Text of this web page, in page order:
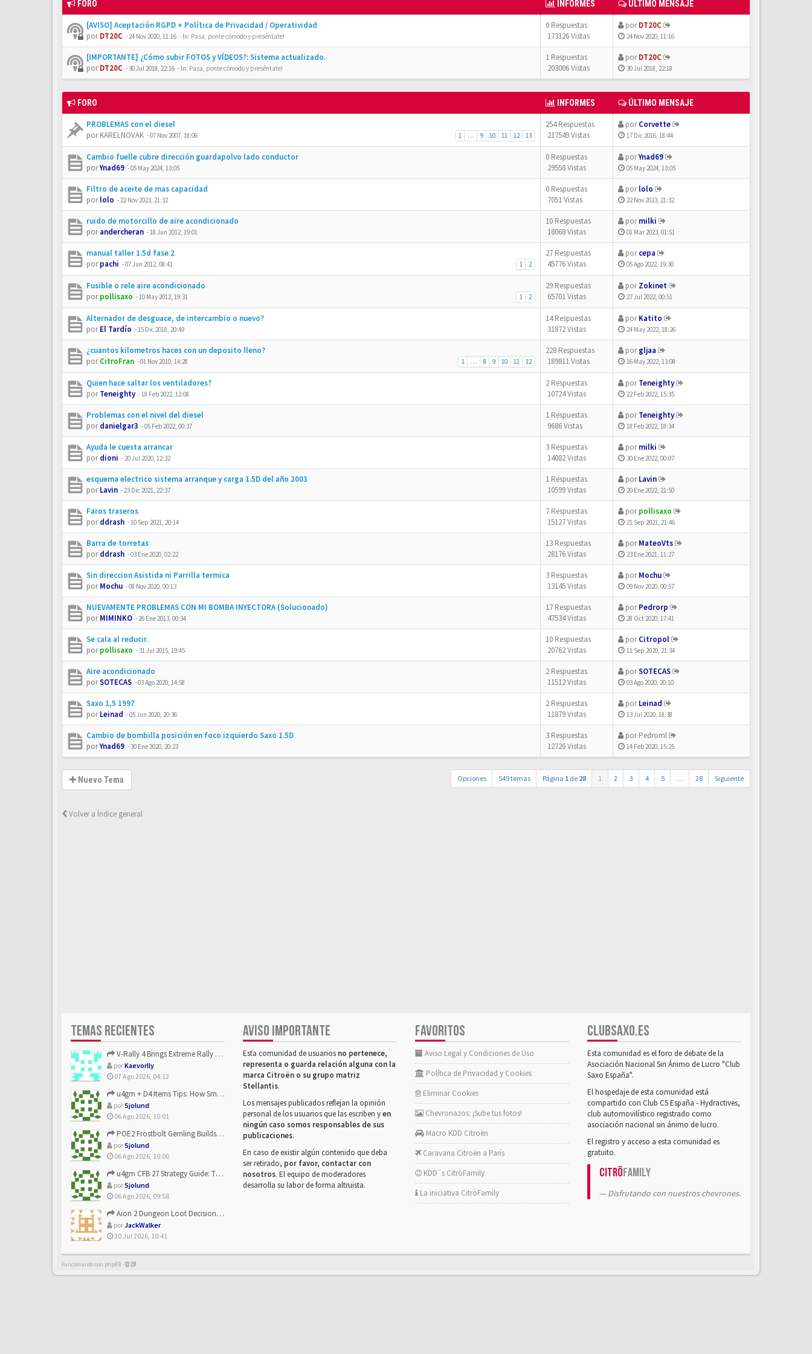
FORO INFORMES ÚLTIMO MENSAJE
[AVISO] Aceptación RGPD + Política de Privacidad / Operatividad
porDT20C -24 Nov 2020, 11:16 - In: Pasa, ponte cómodo y preséntate!
0 Respuestas
173126 Vistas
porDT20C
24 Nov 2020, 11:16
[IMPORTANTE] ¿Cómo subir FOTOS y VÍDEOS?: Sistema actualizado.
porDT20C - 30 Jul 2018, 22:16 - In: Pasa, ponte cómodo y preséntate!
1 Respuestas
203006 Vistas
porDT20C
30 Jul 2018, 22:18
FORO INFORMES ÚLTIMO MENSAJE
PROBLEMAS con el diesel
1 … 9 10 11 12 13
porKARELNOVAK -07 Nov 2007, 18:06
254 Respuestas
217549 Vistas
porCorvette
17 Dic 2016, 18:44
Cambio fuelle cubre dirección guardapolvo lado conductor
porYnad69 -05 May 2024, 13:05
0 Respuestas
29558 Vistas
porYnad69
05 May 2024, 13:05
Filtro de aceite de mas capacidad
porlolo -22 Nov 2023, 21:32
0 Respuestas
7051 Vistas
porlolo
22 Nov 2023, 21:32
ruido de motorcillo de aire acondicionado
porandercheran -18 Jun 2012, 19:01
10 Respuestas
18068 Vistas
pormilki
01 Mar 2023, 01:51
manual taller 1.5d fase 2
1 2
porpachi -07 Jun 2012, 08:41
27 Respuestas
45776 Vistas
porcepa
05 Ago 2022, 19:30
Fusible o rele aire acondicionado
1 2
porpollisaxo -10 May 2012, 19:31
29 Respuestas
65701 Vistas
porZokinet
27 Jul 2022, 00:51
Alternador de desguace, de intercambio o nuevo?
porEl Tardío -15 Dic 2018, 20:49
14 Respuestas
31872 Vistas
porKatito
24 May 2022, 18:26
¿cuantos kilometros haces con un deposito lleno?
1 … 8 9 10 11 12
porCitroFran -01 Nov 2010, 14:28
228 Respuestas
189811 Vistas
porgljaa
16 May 2022, 13:08
Quien hace saltar los ventiladores?
porTeneighty -18 Feb 2022, 12:08
2 Respuestas
10724 Vistas
porTeneighty
22 Feb 2022, 15:35
Problemas con el nivel del diesel
pordanielgar3 -05 Feb 2022, 00:37
1 Respuestas
9686 Vistas
porTeneighty
18 Feb 2022, 18:34
Ayuda le cuesta arrancar
pordioni -20 Jul 2020, 12:32
3 Respuestas
14082 Vistas
pormilki
30 Ene 2022, 00:07
esquema electrico sistema arranque y carga 1.5D del año 2003
porLavin -23 Dic 2021, 22:37
1 Respuestas
10599 Vistas
porLavin
20 Ene 2022, 21:50
Faros traseros
porddrash -10 Sep 2021, 20:14
7 Respuestas
15127 Vistas
porpollisaxo
21 Sep 2021, 21:46
Barra de torretas
porddrash -03 Ene 2020, 02:22
13 Respuestas
28176 Vistas
porMateoVts
23 Ene 2021, 11:27
Sin direccion Asistida ni Parrilla termica
porMochu -08 Nov 2020, 00:13
3 Respuestas
13145 Vistas
porMochu
09 Nov 2020, 00:57
NUEVAMENTE PROBLEMAS CON MI BOMBA INYECTORA (Solucionado)
porMIMINKO -26 Ene 2013, 00:34
17 Respuestas
47534 Vistas
porPedrorp
28 Oct 2020, 17:41
Se cala al reducir.
porpollisaxo -31 Jul 2015, 19:45
10 Respuestas
20762 Vistas
porCitropol
11 Sep 2020, 21:34
Aire acondicionado
porSOTECAS -03 Ago 2020, 14:58
2 Respuestas
11512 Vistas
porSOTECAS
03 Ago 2020, 20:10
Saxo 1,5 1997
porLeinad -05 Jun 2020, 20:36
2 Respuestas
11879 Vistas
porLeinad
13 Jul 2020, 18:38
Cambio de bombilla posición en foco izquierdo Saxo 1.5D
porYnad69 - 30 Ene 2020, 20:23
3 Respuestas
12726 Vistas
porPedroml
14 Feb 2020, 15:25
Nuevo Tema Opciones 549 temas Página 1 de 28 1 2 3 4 5 … 28 Siguiente
Volver a Índice general
TEMAS RECIENTES
V-Rally 4 Brings Extreme Rally Racing With Challenging Track...
porKaevorlly
07 Ago 2026, 04:12
u4gm + D4 Items Tips: How Smart Players Optimize Gear, Build...
porSjolund
06 Ago 2026, 10:01
POE2 Frostbolt Gemling Builds Get Stronger With u4gm’s Ice C...
porSjolund
06 Ago 2026, 10:00
u4gm CFB 27 Strategy Guide: The Toxic Offensive Scheme Your ...
porSjolund
06 Ago 2026, 09:58
Aion 2 Dungeon Loot Decisions: Smarter Runs With U4N
porJackWalker
30 Jul 2026, 10:41
AVISO IMPORTANTE
Esta comunidad de usuarios no pertenece,
representa o guarda relación alguna con la
marca Citroën o su grupo matriz
Stellantis.
Los mensajes publicados reflejan la opinión
personal de los usuarios que las escriben yen
ningún caso somos responsables de sus
publicaciones.
En caso de existir algún contenido que deba
ser retirado, por favor, contactar con
nosotros. El equipo de moderadores
desarrolla su labor de forma altruista.
FAVORITOS
Aviso Legal y Condiciones de Uso
Política de Privacidad y Cookies
Eliminar Cookies
Chevronazos: ¡Sube tus fotos!
Macro KDD Citroën
Caravana Citroën a París
KDD´s CitröFamily
La iniciativa CitröFamily
CLUBSAXO.ES
Esta comunidad es el foro de debate de la
Asociación Nacional Sin Ánimo de Lucro "Club
Saxo España".
El hospedaje de esta comunidad está
compartido con Club C5 España - Hydractives,
club automovilístico registrado como
asociación nacional sin ánimo de lucro.
El registro y acceso a esta comunidad es
gratuito.
CitröFamily
Disfrutando con nuestros chevrones.
Funcionando con phpBB -